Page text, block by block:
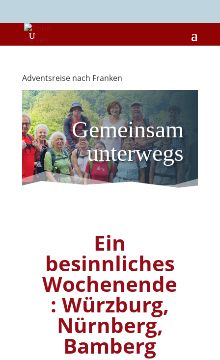
Adventsreise nach Franken
Gemeinsam
unterwegs
Ein
besinnliches
Wochenende
: Würzburg,
Nürnberg,
Bamberg